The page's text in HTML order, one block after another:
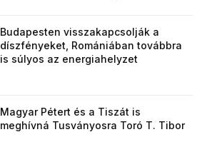
Budapesten visszakapcsolják a
díszfényeket, Romániában továbbra
is súlyos az energiahelyzet
Magyar Pétert és a Tiszát is
meghívná Tusványosra Toró T. Tibor